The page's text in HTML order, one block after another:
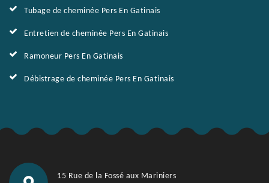
Tubage de cheminée Pers En Gatinais
Entretien de cheminée Pers En Gatinais
Ramoneur Pers En Gatinais
Débistrage de cheminée Pers En Gatinais
15 Rue de la Fossé aux Mariniers